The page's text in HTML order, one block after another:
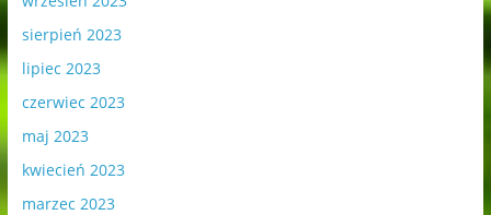
sierpień 2023
lipiec 2023
czerwiec 2023
maj 2023
kwiecień 2023
marzec 2023